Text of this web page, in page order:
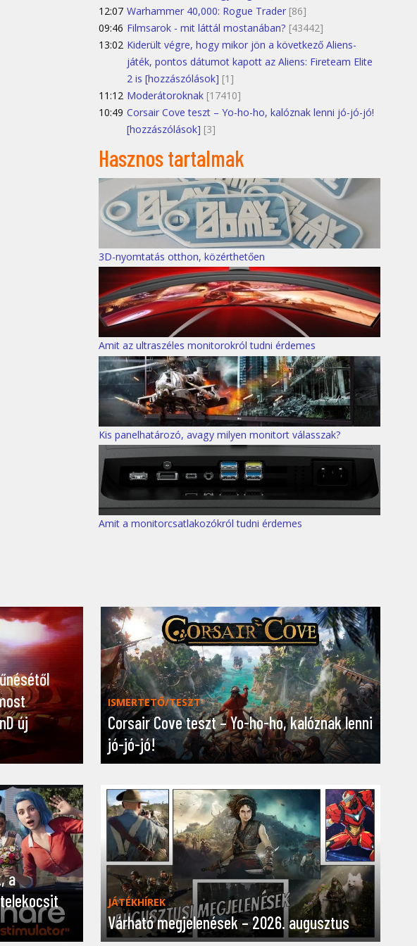
12:07 Warhammer 40,000: Rogue Trader [86]
09:46 Filmsarok - mit láttál mostanában? [43442]
13:02 Kiderült végre, hogy mikor jön a következő Aliens-
játék, pontos dátumot kapott az Aliens: Fireteam Elite
2 is [hozzászólások] [1]
11:12 Moderátoroknak [17410]
10:49 Corsair Cove teszt – Yo-ho-ho, kalóznak lenni jó-jó-jó!
[hozzászólások] [3]
Hasznos tartalmak
3D-nyomtatás otthon, közérthetően
Amit az ultraszéles monitorokról tudni érdemes
Kis panelhatározó, avagy milyen monitort válasszak?
Amit a monitorcsatlakozókról tudni érdemes
új
ISMERTETŐ/TESZT
Corsair Cove teszt – Yo-ho-ho, kalóznak lenni
jó-jó-jó!
a
JÁTÉKHÍREK
Várható megjelenések – 2026. augusztus